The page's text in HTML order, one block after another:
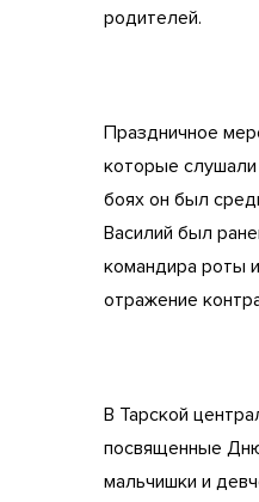
родителей.
Праздничное
которые
боях он был
Василий был
командира роты
отражение
В Тарской
посвященные Дню
мальчишки и